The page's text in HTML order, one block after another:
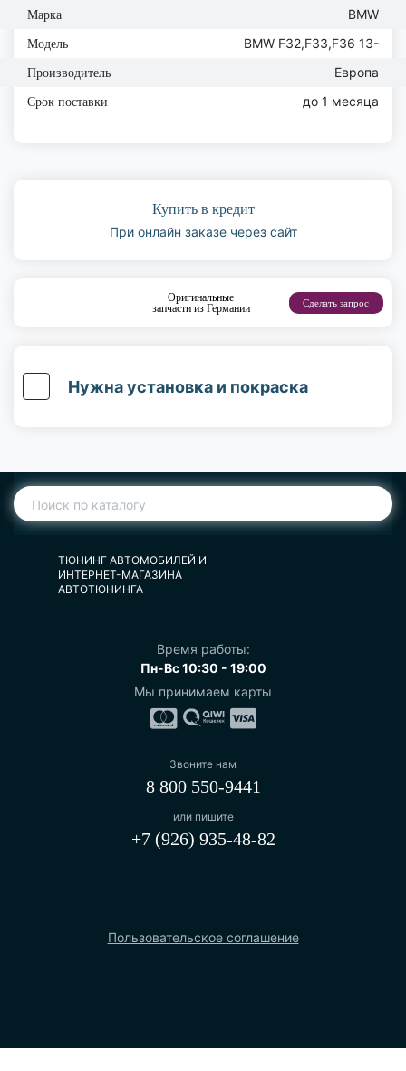
Марка BMW
Модель BMW F32,F33,F36 13-
Производитель Европа
Срок поставки до 1 месяца
Купить в кредит
При онлайн заказе через сайт
Оригинальные
запчасти из Германии
Сделать запрос
Нужна установка и покраска
ТЮНИНГ АВТОМОБИЛЕЙ И
ИНТЕРНЕТ-МАГАЗИНА
АВТОТЮНИНГА
Время работы:
Пн-Вс 10:30 - 19:00
Мы принимаем карты
Звоните нам
8 800 550-9441
Пользовательское соглашение
или пишите
+7 (926) 935-48-82